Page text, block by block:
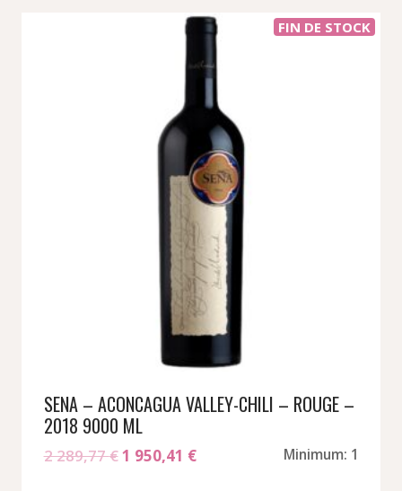
FIN DE STOCK
SENA – ACONCAGUA VALLEY-CHILI – ROUGE –
2018 9000 ML
2 289,77€Le
1 950,41 €Le
Minimum: 1